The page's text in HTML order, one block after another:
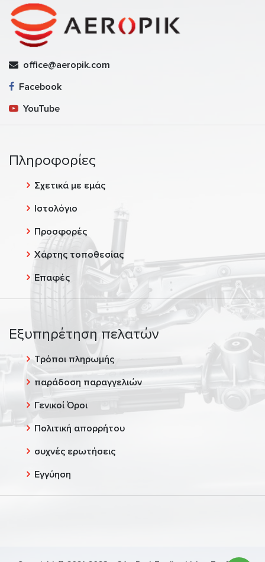
office@aeropik.com
Facebook
YouTube
Πληροφορίες
Σχετικά με εμάς
Ιστολόγιο
Προσφορές
Χάρτης τοποθεσίας
Επαφές
Εξυπηρέτηση πελατών
Τρόποι πληρωμής
παράδοση παραγγελιών
Γενικοί Όροι
Πολιτική απορρήτου
συχνές ερωτήσεις
Εγγύηση